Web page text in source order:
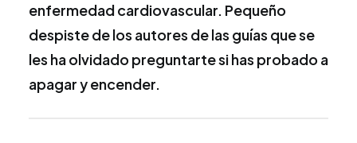
enfermedad cardiovascular. Pequeño
despiste de los autores de las guías que se
les ha olvidado preguntarte si has probado a
apagar y encender.